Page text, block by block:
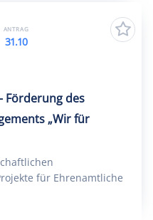
Förderung des
„Wir für
für Ehrenamtliche
ANTRAG
31.10